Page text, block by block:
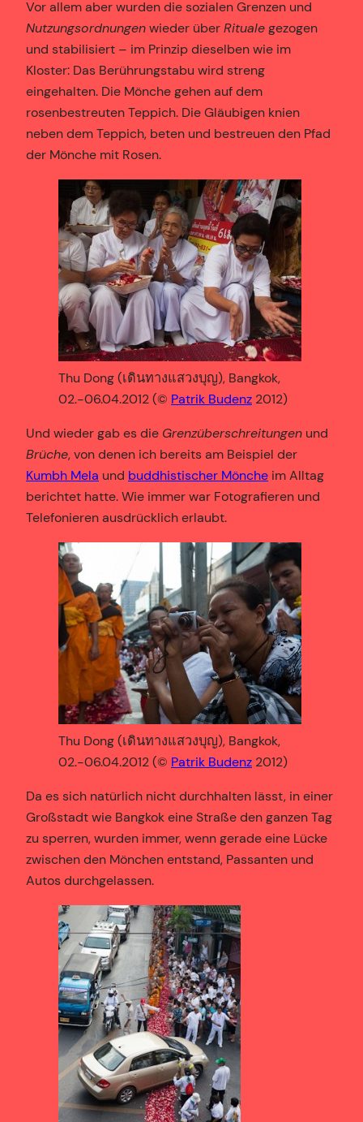
Vor allem aber wurden die sozialen Grenzen und
Nutzungsordnungenwieder überRitualegezogen
und stabilisiert – im Prinzip dieselben wie im
Kloster: Das Berührungstabu wird streng
eingehalten. Die Mönche gehen auf dem
rosenbestreuten Teppich. Die Gläubigen knien
neben dem Teppich, beten und bestreuen den Pfad
der Mönche mit Rosen.
Thu Dong (เดินทางแสวงบุญ), Bangkok,
02.-06.04.2012 (© Patrik Budenz 2012)
Und wieder gab es die Grenzüberschreitungen und
Brüche, von denen ich bereits am Beispiel der
Kumbh Mela und buddhistischer Mönche im Alltag
berichtet hatte. Wie immer war Fotografieren und
Telefonieren ausdrücklich erlaubt.
Thu Dong (เดินทางแสวงบุญ), Bangkok,
02.-06.04.2012 (© Patrik Budenz 2012)
Da es sich natürlich nicht durchhalten lässt, in einer
Großstadt wie Bangkok eine Straße den ganzen Tag
zu sperren, wurden immer, wenn gerade eine Lücke
zwischen den Mönchen entstand, Passanten und
Autos durchgelassen.